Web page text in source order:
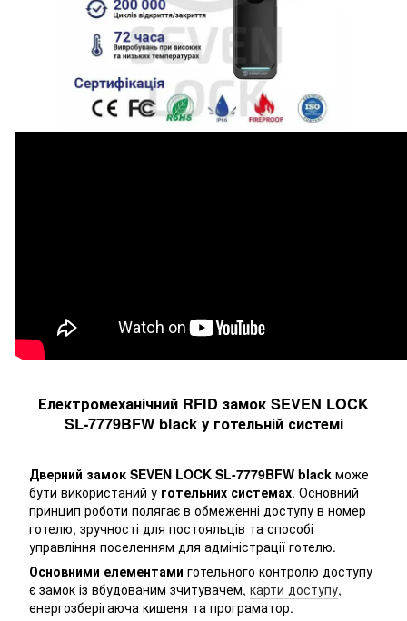
Електромеханічний RFID замок SEVEN LOCK
SL-7779BFW black у готельній системі
Дверний замок SEVEN LOCK SL-7779BFW black може
бути використаний у готельних системах. Основний
принцип роботи полягає в обмеженні доступу в номер
готелю, зручності для постояльців та способі
управління поселенням для адміністрації готелю.
Основними елементами готельного контролю доступу
є замок із вбудованим зчитувачем, карти доступу,
енергозберігаюча кишеня та програматор.